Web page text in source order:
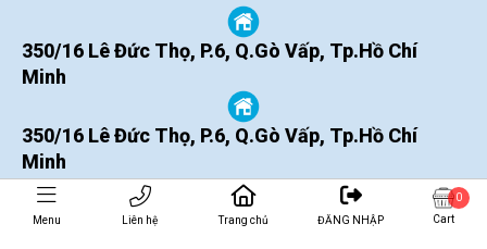
Menu Liên hệ Trang chủ ĐĂNG NHẬP
0
Cart
350/16 Lê Đức Thọ, P.6, Q.Gò Vấp, Tp.Hồ Chí
Minh
350/16 Lê Đức Thọ, P.6, Q.Gò Vấp, Tp.Hồ Chí
Minh